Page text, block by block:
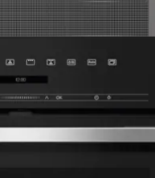
termometru +
efektyvumo klasės